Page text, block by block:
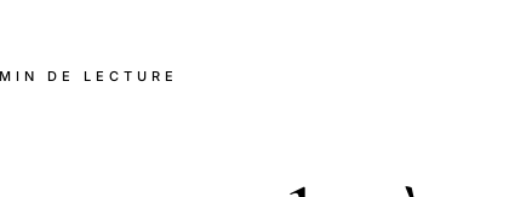
DE LECTURE